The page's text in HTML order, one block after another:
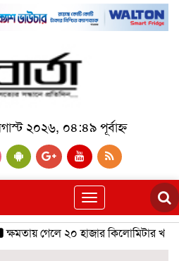
২০২৬, ০৪:৪৯ পূর্বাহ্ন
Toggle
navigation
গেলে ২০ হাজার কিলোমিটার খাল